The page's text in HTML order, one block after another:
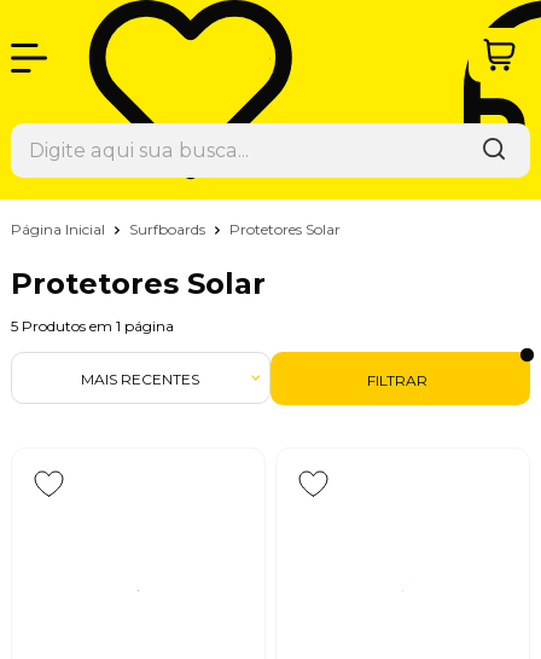
Página Inicial Surfboards Protetores Solar
Protetores Solar
5 Produtos em 1 página
FILTRAR
MAIS RECENTES